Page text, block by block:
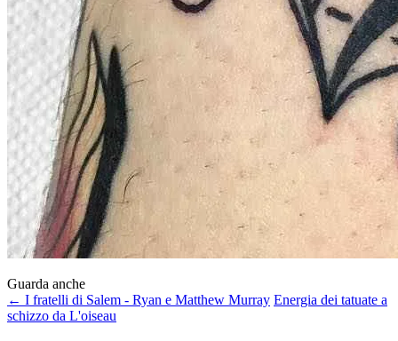
Guarda anche
← I fratelli di Salem - Ryan e Matthew Murray Energia dei tatuate a
schizzo da L'oiseau